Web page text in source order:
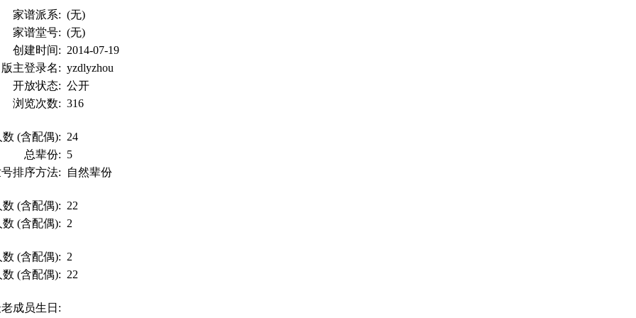
家谱派系: (无)
家谱堂号: (无)
创建时间: 2014-07-19
版主登录名: yzdlyzhou
开放状态: 公开
浏览次数: 316
数 (含配偶): 24
总辈份: 5
排序方法:
自然辈份
(含配偶): 22
(含配偶): 2
(含配偶): 2
(含配偶): 22
成员生日: